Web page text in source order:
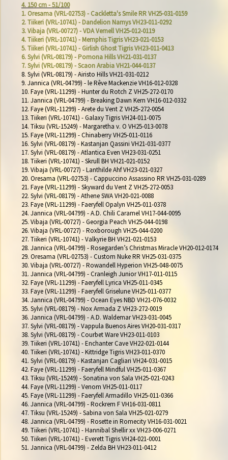
4. 150 cm - 51/100
1. Oresama (VRL-02753) - Cackletta's Smile RR VH25-031-0159
2. Tiikeri (VRL-10741) - Dandelion Namys VH23-011-0292
3. Vibaja (VRL-00727) - VDA Vernell VH25-012-0119
4. Tiikeri (VRL-10741) - Memphis Tigris VH23-021-0153
5. Tiikeri (VRL-10741) - Girlish Ghost Tigris VH23-011-0413
6. Sylvi (VRL-08179) - Pomona Hills VH21-031-0137
7. Sylvi (VRL-08179) - Scaon Arabia VH21-044-0137
8. Sylvi (VRL-08179) - Airisto Hills VH21-031-0212
9. Jannica (VRL-04799) - le Rêve Mackenzie VH16-012-0328
10. Faye (VRL-11299) - Hunter du Rotch Z VH25-272-0170
11. Jannica (VRL-04799) - Breaking Dawn Kern VH16-012-0332
12. Faye (VRL-11299) - Arete du Vent Z VH25-272-0054
13. Tiikeri (VRL-10741) - Galaxy Tigris VH24-011-0075
14. Tiksu (VRL-15249) - Margaretha v. O VH25-013-0078
15. Faye (VRL-11299) - Chinaberry VH25-011-0116
16. Sylvi (VRL-08179) - Kastanjan Qassini VH21-031-0377
17. Sylvi (VRL-08179) - Atlantica Even VH23-031-0251
18. Tiikeri (VRL-10741) - Skrull BH VH21-021-0152
19. Vibaja (VRL-00727) - Lanthilde Ahf VH23-021-0327
20. Oresama (VRL-02753) - Cappuccino Assassino RR VH25-031-0289
21. Faye (VRL-11299) - Skyward du Vent Z VH25-272-0053
22. Sylvi (VRL-08179) - Athene SWA VH20-021-0088
23. Faye (VRL-11299) - Faeryfell Opalyn VH25-011-0378
24. Jannica (VRL-04799) - A.D. Chili Caramel VH17-044-0095
25. Vibaja (VRL-00727) - Georgia Peach VH25-044-0198
26. Vibaja (VRL-00727) - Roxborough VH25-044-0200
27. Tiikeri (VRL-10741) - Valkyrie BH VH21-021-0153
28. Jannica (VRL-04799) - Rosegarden’s Christmas Miracle VH20-012-0174
29. Oresama (VRL-02753) - Custom Nuke RR VH25-031-0375
30. Vibaja (VRL-00727) - Rowandell Hyperion VH25-048-0075
31. Jannica (VRL-04799) - Cranleigh Junior VH17-011-0115
32. Faye (VRL-11299) - Faeryfell Lyrica VH25-011-0345
33. Faye (VRL-11299) - Faeryfell Griselune VH25-011-0377
34. Jannica (VRL-04799) - Ocean Eyes NBD VH21-076-0032
35. Sylvi (VRL-08179) - Nox Armada Z VH23-272-0019
36. Jannica (VRL-04799) - A.D. Waldemar VH23-031-0045
37. Sylvi (VRL-08179) - Vappula Buenos Aires VH20-031-0317
38. Sylvi (VRL-08179) - Courbet Ware VH23-011-0103
39. Tiikeri (VRL-10741) - Enchanter Cave VH22-021-0144
40. Tiikeri (VRL-10741) - Kittridge Tigris VH23-011-0370
41. Sylvi (VRL-08179) - Kastanjan Cagliari VH24-031-0015
42. Faye (VRL-11299) - Faeryfell Mindful VH25-011-0367
43. Tiksu (VRL-15249) - Sonatina von Sala VH25-021-0243
44. Faye (VRL-11299) - Venom VH25-011-0117
45. Faye (VRL-11299) - Faeryfell Armadillo VH25-011-0366
46. Jannica (VRL-04799) - Rockrem F VH16-031-0811
47. Tiksu (VRL-15249) - Sabina von Sala VH25-021-0279
48. Jannica (VRL-04799) - Rosette in Romecity VH16-031-0021
49. Tiikeri (VRL-10741) - Hannibal Shellir xx VH23-006-0271
50. Tiikeri (VRL-10741) - Everett Tigris VH24-021-0001
51. Jannica (VRL-04799) - Zelda BH VH23-011-0412